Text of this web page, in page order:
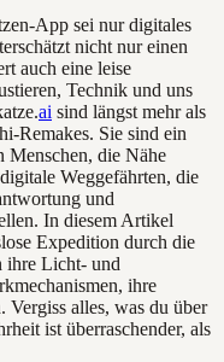
App sei nur digitales
nicht nur einen
auch eine leise
Technik und uns
ai sind längst mehr als
Remakes. Sie sind ein
Menschen, die Nähe
Weggefährten, die
und
In diesem Artikel
Expedition durch die
ihre Licht- und
ihre
Vergiss alles, was du über
ist überraschender, als